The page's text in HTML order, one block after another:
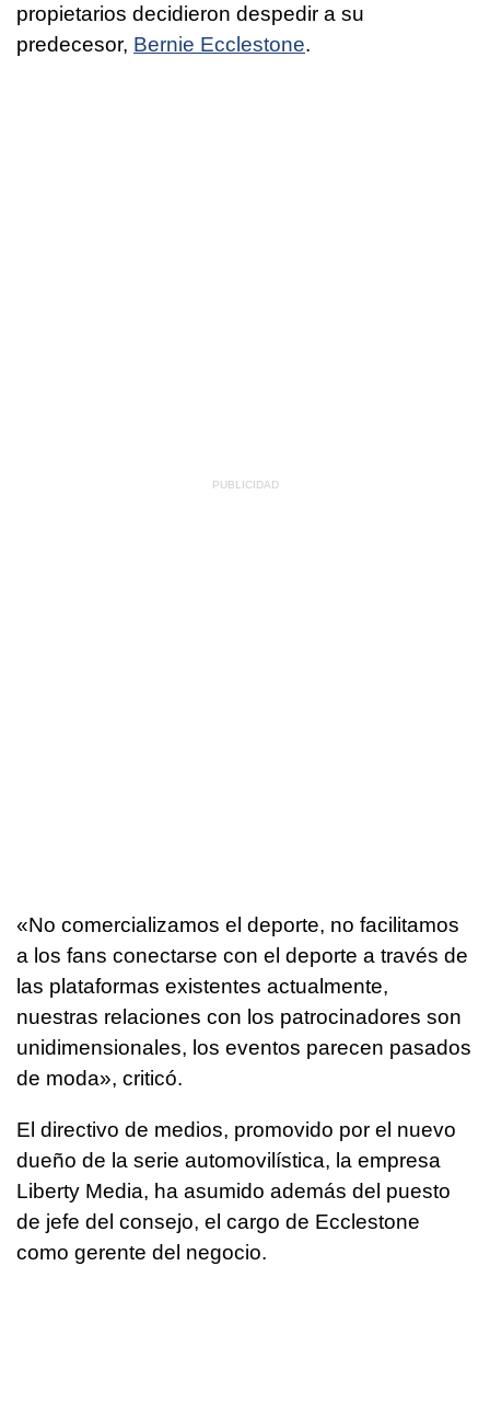
propietarios decidieron despedir a su
predecesor, Bernie Ecclestone.
«No comercializamos el deporte, no facilitamos
a los fans conectarse con el deporte a través de
las plataformas existentes actualmente,
nuestras relaciones con los patrocinadores son
unidimensionales, los eventos parecen pasados
de moda», criticó.
El directivo de medios, promovido por el nuevo
dueño de la serie automovilística, la empresa
Liberty Media, ha asumido además del puesto
de jefe del consejo, el cargo de Ecclestone
como gerente del negocio.